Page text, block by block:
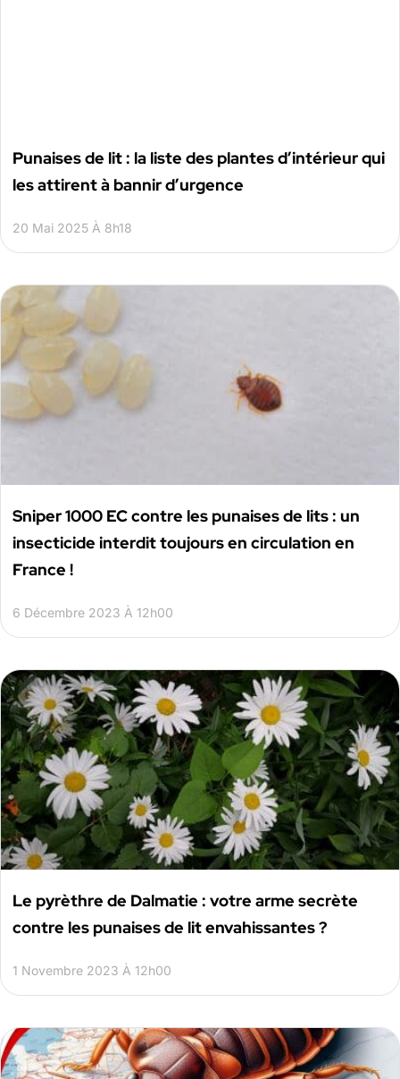
Punaises de lit : la liste des plantes d’intérieur qui
les attirent à bannir d’urgence
20 Mai 2025 À 8h18
Sniper 1000 EC contre les punaises de lits : un
insecticide interdit toujours en circulation en
France !
6 Décembre 2023 À 12h00
Le pyrèthre de Dalmatie : votre arme secrète
contre les punaises de lit envahissantes ?
1 Novembre 2023 À 12h00